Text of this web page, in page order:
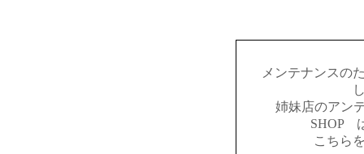
メンテナンスの
姉妹店のアン
SHOP
こちら